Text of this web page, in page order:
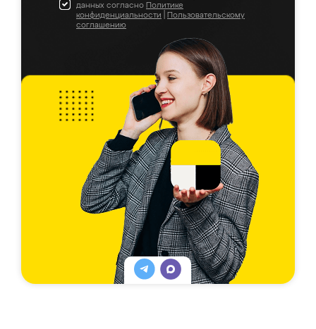
данных согласно Политике
конфиденциальности
Пользовательскому
соглашению